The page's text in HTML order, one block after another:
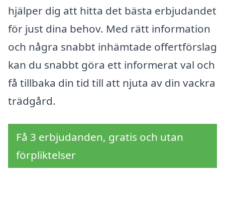
hjälper dig att hitta det bästa erbjudandet
för just dina behov. Med rätt information
och några snabbt inhämtade offertförslag
kan du snabbt göra ett informerat val och
få tillbaka din tid till att njuta av din vackra
trädgård.
Få 3 erbjudanden, gratis och utan
förpliktelser